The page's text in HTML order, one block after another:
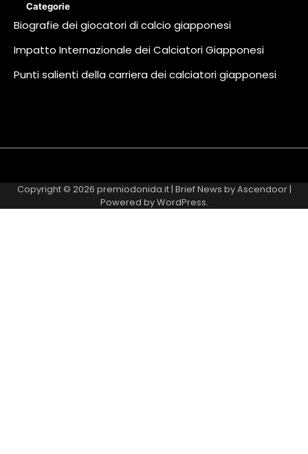
Categorie
Biografie dei giocatori di calcio giapponesi
Impatto Internazionale dei Calciatori Giapponesi
Punti salienti della carriera dei calciatori giapponesi
Us
Us
Policy
Policy
and
Conditions
Copyright © 2026 premiodonida.it| Brief News byAscendoor|
Powered byWordPress.